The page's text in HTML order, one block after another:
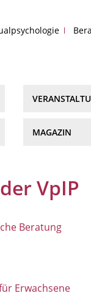
MAGAZIN
VpIP
Beratung
Erwachsene